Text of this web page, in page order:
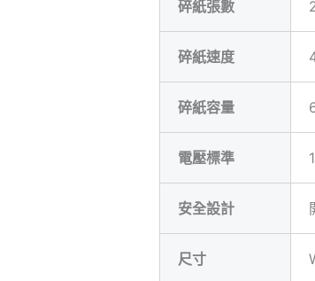
碎紙張數
碎紙速度
碎紙容量
電壓標準
安全設計
尺寸